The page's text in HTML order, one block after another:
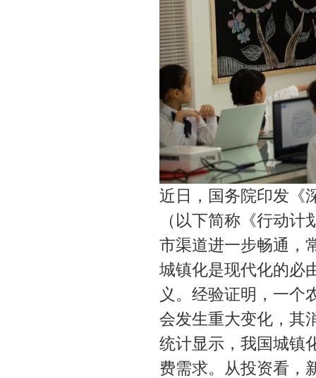
近日，国务院印发《
（以下简称《行动
市渠道进一步畅通，
城镇化是现代化的必
义。经验证明，一个
会发生重大变化，其
统计显示，我国城镇
费需求。从投资看，